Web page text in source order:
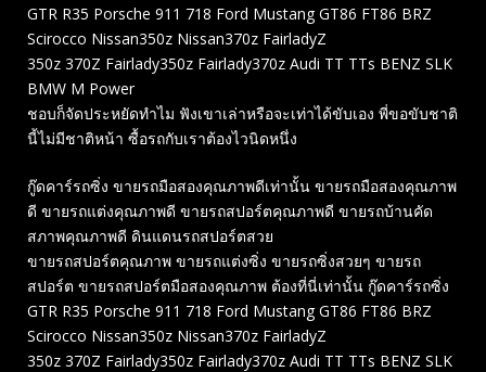
GTR R35 Porsche 911 718 Ford Mustang GT86 FT86 BRZ
Scirocco Nissan350z Nissan370z FairladyZ
350z 370Z Fairlady350z Fairlady370z Audi TT TTs BENZ SLK
BMW M Power
ชอบก็จัดประหยัดทำไม ฟังเขาเล่าหรือจะเท่าได้ขับเอง พี่ขอขับชาติ
นี้ไม่มีชาติหน้า ซื้อรถกับเราต้องไวนิดหนึ่ง
กู๊ดคาร์รถซิ่ง ขายรถมือสองคุณภาพดีเท่านั้น ขายรถมือสองคุณภาพ
ดี ขายรถแต่งคุณภาพดี ขายรถสปอร์ตคุณภาพดี ขายรถบ้านคัด
สภาพคุณภาพดี ดินแดนรถสปอร์ตสวย
ขายรถสปอร์ตคุณภาพ ขายรถแต่งซิ่ง ขายรถซิ่งสวยๆ ขายรถ
สปอร์ต ขายรถสปอร์ตมือสองคุณภาพ ต้องที่นี่เท่านั้น กู๊ดคาร์รถซิ่ง
GTR R35 Porsche 911 718 Ford Mustang GT86 FT86 BRZ
Scirocco Nissan350z Nissan370z FairladyZ
350z 370Z Fairlady350z Fairlady370z Audi TT TTs BENZ SLK